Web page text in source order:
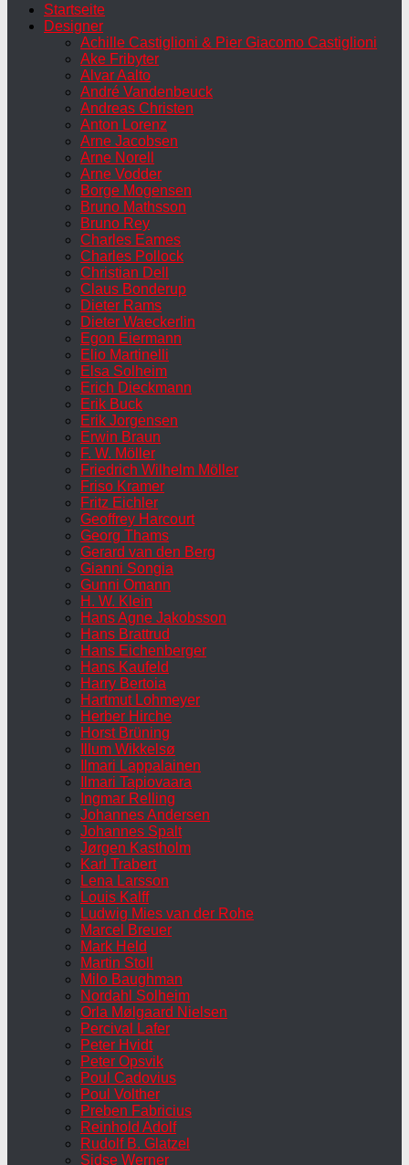
Startseite
Designer
Achille Castiglioni & Pier Giacomo Castiglioni
Ake Fribyter
Alvar Aalto
André Vandenbeuck
Andreas Christen
Anton Lorenz
Arne Jacobsen
Arne Norell
Arne Vodder
Borge Mogensen
Bruno Mathsson
Bruno Rey
Charles Eames
Charles Pollock
Christian Dell
Claus Bonderup
Dieter Rams
Dieter Waeckerlin
Egon Eiermann
Elio Martinelli
Elsa Solheim
Erich Dieckmann
Erik Buck
Erik Jorgensen
Erwin Braun
F. W. Möller
Friedrich Wilhelm Möller
Friso Kramer
Fritz Eichler
Geoffrey Harcourt
Georg Thams
Gerard van den Berg
Gianni Songia
Gunni Omann
H. W. Klein
Hans Agne Jakobsson
Hans Brattrud
Hans Eichenberger
Hans Kaufeld
Harry Bertoia
Hartmut Lohmeyer
Herber Hirche
Horst Brüning
Illum Wikkelsø
Ilmari Lappalainen
Ilmari Tapiovaara
Ingmar Relling
Johannes Andersen
Johannes Spalt
Jørgen Kastholm
Karl Trabert
Lena Larsson
Louis Kalff
Ludwig Mies van der Rohe
Marcel Breuer
Mark Held
Martin Stoll
Milo Baughman
Nordahl Solheim
Orla Mølgaard Nielsen
Percival Lafer
Peter Hvidt
Peter Opsvik
Poul Cadovius
Poul Volther
Preben Fabricius
Reinhold Adolf
Rudolf B. Glatzel
Sidse Werner